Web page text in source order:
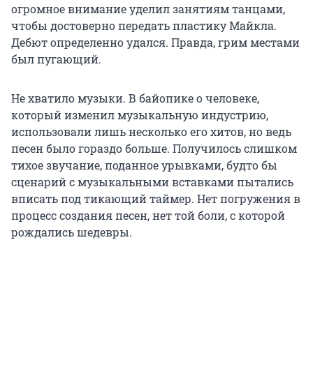
огромное внимание уделил занятиям танцами,
чтобы достоверно передать пластику Майкла.
Дебют определенно удался. Правда, грим местами
был пугающий.
Не хватило музыки. В байопике о человеке,
который изменил музыкальную индустрию,
использовали лишь несколько его хитов, но ведь
песен было гораздо больше. Получилось слишком
тихое звучание, поданное урывками, будто бы
сценарий с музыкальными вставками пытались
вписать под тикающий таймер. Нет погружения в
процесс создания песен, нет той боли, с которой
рождались шедевры.